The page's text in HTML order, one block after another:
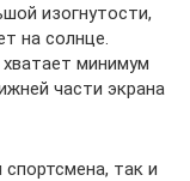
изогнутости,
на солнце.
минимум
части экрана
так и